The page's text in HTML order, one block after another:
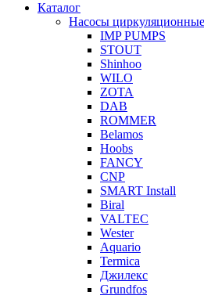
Каталог
Насосы циркуляционные
IMP PUMPS
STOUT
Shinhoo
WILO
ZOTA
DAB
ROMMER
Belamos
Hoobs
FANCY
CNP
SMART Install
Biral
VALTEC
Wester
Aquario
Termica
Джилекс
Grundfos